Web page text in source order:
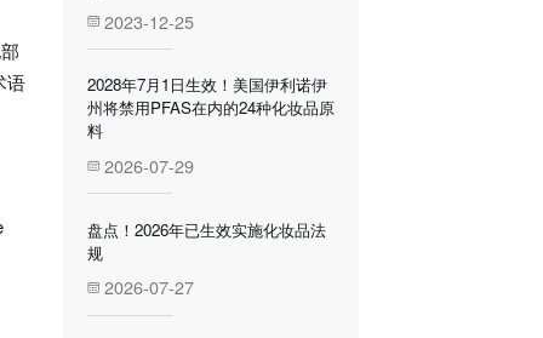
语
2023-12-25
2028年7月1日生效！美国伊利诺伊
州将禁用PFAS在内的24种化妆品原
料
2026-07-29
盘点！2026年已生效实施化妆品法
规
2026-07-27